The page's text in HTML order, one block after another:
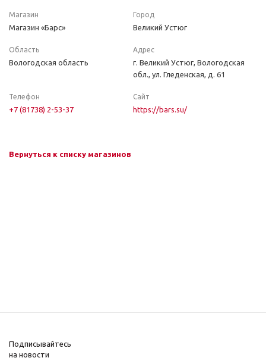
Магазин
Магазин «Барс»
Город
Великий Устюг
Область
Вологодская область
Адрес
г. Великий Устюг, Вологодская
обл., ул. Гледенская, д. 61
Телефон
+7 (81738) 2-53-37
Сайт
https://bars.su/
Вернуться к списку магазинов
Подписывайтесь
на новости